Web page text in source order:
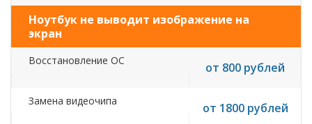
Ноутбук не выводит изображение на
экран
Восстановление ОС от 800 рублей
Замена видеочипа от 1800 рублей